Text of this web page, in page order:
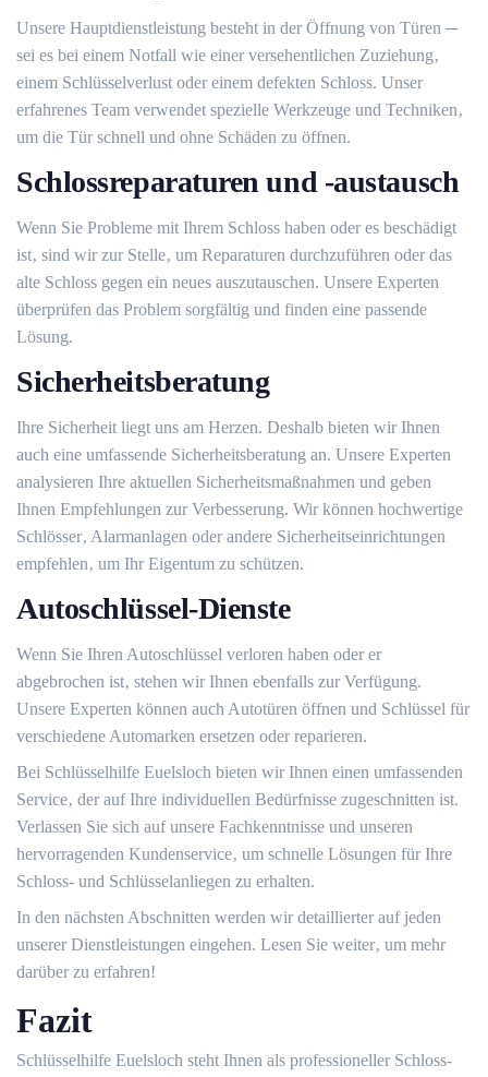
Unsere Hauptdienstleistung besteht in der Öffnung von Türen ─
sei es bei einem Notfall wie einer versehentlichen Zuziehung‚
einem Schlüsselverlust oder einem defekten Schloss. Unser
erfahrenes Team verwendet spezielle Werkzeuge und Techniken‚
um die Tür schnell und ohne Schäden zu öffnen.​
Schlossreparaturen und -austausch
Wenn Sie Probleme mit Ihrem Schloss haben oder es beschädigt
ist‚ sind wir zur Stelle‚ um Reparaturen durchzuführen oder das
alte Schloss gegen ein neues auszutauschen.​ Unsere Experten
überprüfen das Problem sorgfältig und finden eine passende
Lösung.​
Sicherheitsberatung
Ihre Sicherheit liegt uns am Herzen.​ Deshalb bieten wir Ihnen
auch eine umfassende Sicherheitsberatung an.​ Unsere Experten
analysieren Ihre aktuellen Sicherheitsmaßnahmen und geben
Ihnen Empfehlungen zur Verbesserung.​ Wir können hochwertige
Schlösser‚ Alarmanlagen oder andere Sicherheitseinrichtungen
empfehlen‚ um Ihr Eigentum zu schützen.​
Autoschlüssel-Dienste
Wenn Sie Ihren Autoschlüssel verloren haben oder er
abgebrochen ist‚ stehen wir Ihnen ebenfalls zur Verfügung.
Unsere Experten können auch Autotüren öffnen und Schlüssel für
verschiedene Automarken ersetzen oder reparieren.
Bei Schlüsselhilfe Euelsloch bieten wir Ihnen einen umfassenden
Service‚ der auf Ihre individuellen Bedürfnisse zugeschnitten ist.​
Verlassen Sie sich auf unsere Fachkenntnisse und unseren
hervorragenden Kundenservice‚ um schnelle Lösungen für Ihre
Schloss- und Schlüsselanliegen zu erhalten.​
In den nächsten Abschnitten werden wir detaillierter auf jeden
unserer Dienstleistungen eingehen.​ Lesen Sie weiter‚ um mehr
darüber zu erfahren!​
Fazit
Schlüsselhilfe Euelsloch steht Ihnen als professioneller Schloss-